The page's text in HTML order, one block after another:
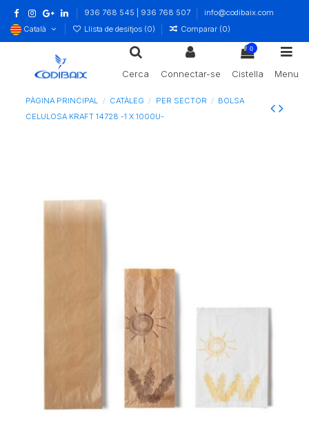
936 768 545 | 936 768 507
info@codibaix.com
Català
Llista de desitjos (0) Comparar (0)
Cerca Connectar-se
0
Cistella Menu
PÀGINA PRINCIPAL CATÀLEG PER SECTOR
BOLSA
CELULOSA KRAFT 14728 -1 X 1000U-